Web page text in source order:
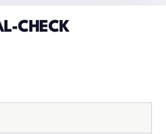
CHECK